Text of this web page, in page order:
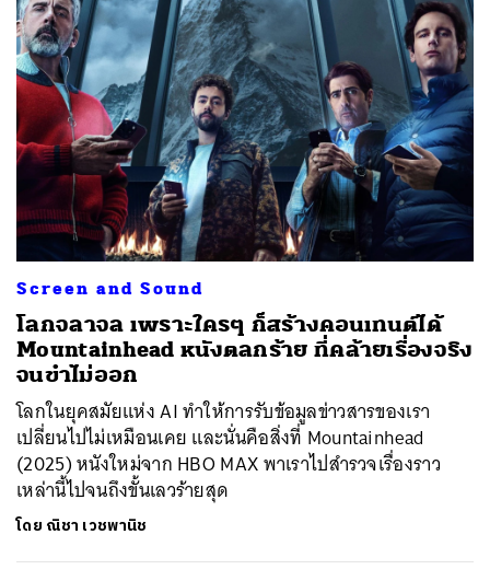
Screen and Sound
โลกจลาจล เพราะใครๆ ก็สร้างคอนเทนต์ได้
Mountainhead หนังตลกร้าย ที่คล้ายเรื่องจริง
จนขำไม่ออก
โลกในยุคสมัยแห่ง AI ทำให้การรับข้อมูลข่าวสารของเรา
เปลี่ยนไปไม่เหมือนเคย และนั่นคือสิ่งที่ Mountainhead
(2025) หนังใหม่จาก HBO MAX พาเราไปสำรวจเรื่องราว
เหล่านี้ไปจนถึงขั้นเลวร้ายสุด
โดย ณิชา เวชพานิช